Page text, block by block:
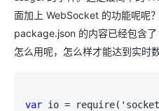
面加上 WebSocket 的功能呢呢
package.json 的内容已经包含了
怎么用呢，怎么样才能达到实时
var io =